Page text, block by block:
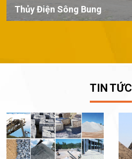
Thủy Điện Sông Bung
TIN TỨC